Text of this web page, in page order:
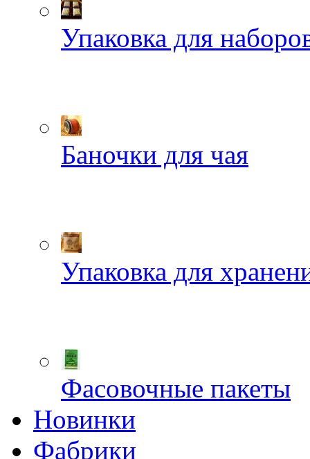
Упаковка для
Баночки для чая
Упаковка для
Фасовочные пакеты
Новинки
Фабрики